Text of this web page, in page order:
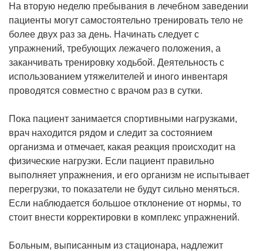
На вторую неделю пребывания в лечебном заведении
пациенты могут самостоятельно тренировать тело не
более двух раз за день. Начинать следует с
упражнений, требующих лежачего положения, а
заканчивать тренировку ходьбой. Деятельность с
использованием утяжелителей и иного инвентаря
проводятся совместно с врачом раз в сутки.
Пока пациент занимается спортивными нагрузками,
врач находится рядом и следит за состоянием
организма и отмечает, какая реакция происходит на
физические нагрузки. Если пациент правильно
выполняет упражнения, и его организм не испытывает
перегрузки, то показатели не будут сильно меняться.
Если наблюдается большое отклонение от нормы, то
стоит внести корректировки в комплекс упражнений.
Больным, выписанным из стационара, надлежит